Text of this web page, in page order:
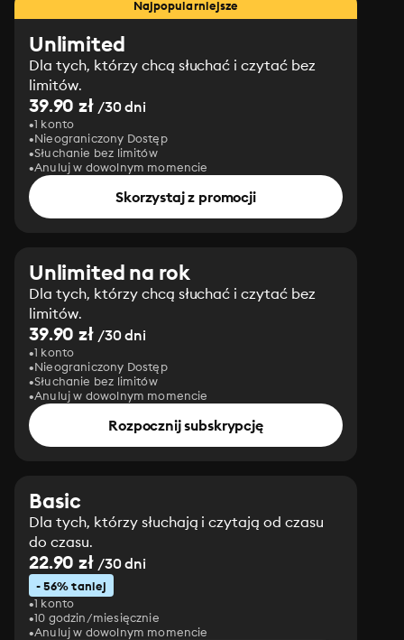
Najpopularniejsze
Unlimited
Dla tych, którzy chcą słuchać i czytać bez
limitów.
39.90 zł/30 dni
1 konto
Nieograniczony Dostęp
Słuchanie bez limitów
Anuluj w dowolnym momencie
Skorzystaj z promocji
Unlimited na rok
Dla tych, którzy chcą słuchać i czytać bez
limitów.
39.90 zł/30 dni
1 konto
Nieograniczony Dostęp
Słuchanie bez limitów
Anuluj w dowolnym momencie
Rozpocznij subskrypcję
Basic
Dla tych, którzy słuchają i czytają od czasu
do czasu.
22.90 zł/30 dni
- 56% taniej
1 konto
10 godzin/miesięcznie
Anuluj w dowolnym momencie